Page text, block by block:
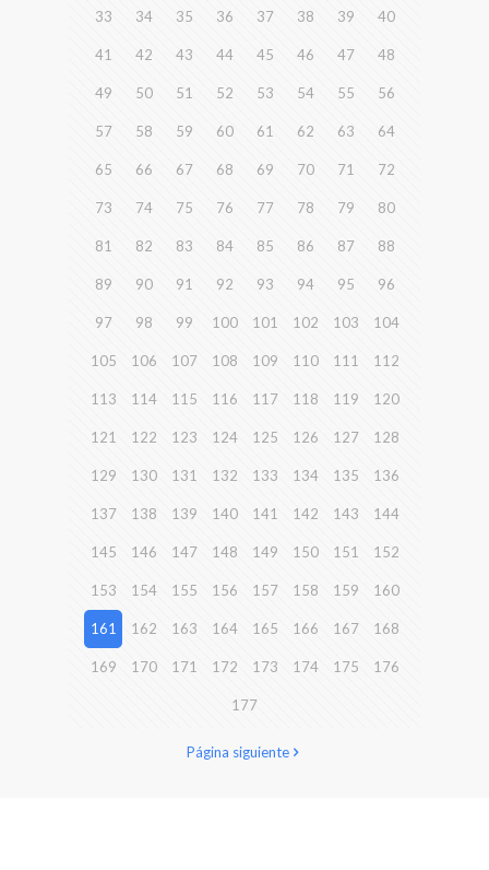
33 34 35 36 37 38 39 40
41 42 43 44 45 46 47 48
49 50 51 52 53 54 55 56
57 58 59 60 61 62 63 64
65 66 67 68 69 70 71 72
73 74 75 76 77 78 79 80
81 82 83 84 85 86 87 88
89 90 91 92 93 94 95 96
97 98 99 100 101 102 103 104
105 106 107 108 109 110 111 112
113 114 115 116 117 118 119 120
121 122 123 124 125 126 127 128
129 130 131 132 133 134 135 136
137 138 139 140 141 142 143 144
145 146 147 148 149 150 151 152
153 154 155 156 157 158 159 160
161 162 163 164 165 166 167 168
169 170 171 172 173 174 175 176
177
Página siguiente